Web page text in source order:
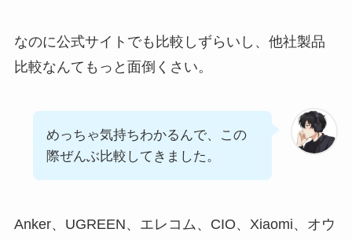
なのに公式サイトでも比較しずらいし、他社製品
比較なんてもっと面倒くさい。
めっちゃ気持ちわかるんで、この
際ぜんぶ比較してきました。
Anker、UGREEN、エレコム、CIO、Xiaomi、オウ